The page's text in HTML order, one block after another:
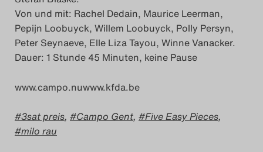
Von und mit: Rachel Dedain, Maurice Leerman,
Pepijn Loobuyck, Willem Loobuyck, Polly Persyn,
Peter Seynaeve, Elle Liza Tayou, Winne Vanacker.
Dauer: 1 Stunde 45 Minuten, keine Pause
www.campo.nuwww.kfda.be
3sat preis, Campo Gent, Five Easy Pieces,
milo rau